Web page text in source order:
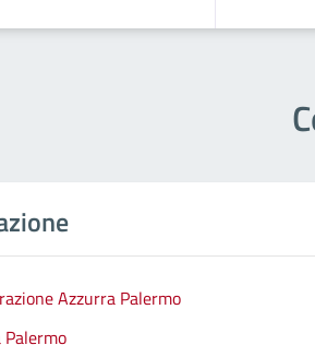
Azzurra Palermo
Palermo